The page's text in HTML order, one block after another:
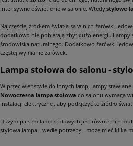
intensywne oświetlenie w salonie. Wtedy stylowe
Najczęściej źródłem światła są w nich żarówki
dodatkowo nie pobierają zbyt dużo energii. Lampy
środowiska naturalnego. Dodatkowo żarówki
częstej wymianie żarówek.
Lampa stołowa do salonu -
W przeciwieństwie do innych lamp, lampy
Nowoczesna lampa stołowa do salonu wymaga
instalacji elektrycznej, aby podłączyć to źródło
Dużym plusem lamp stołowych jest również ich
stylowa lampa - wedle potrzeby - może mieć kilka